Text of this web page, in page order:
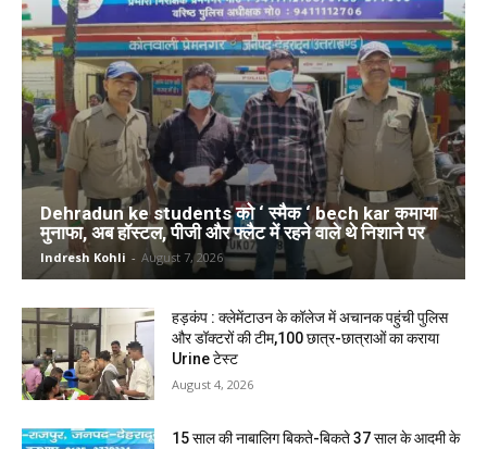
Dehradun ke students को ‘ स्मैक ‘ bech kar कमाया
मुनाफा, अब हॉस्टल, पीजी और फ्लैट में रहने वाले थे निशाने पर
Indresh Kohli - August 7, 2026
हड़कंप : क्लेमेंटाउन के कॉलेज में अचानक पहुंची पुलिस
और डॉक्टरों की टीम,100 छात्र-छात्राओं का कराया
Urine टेस्ट
August 4, 2026
15 साल की नाबालिग बिकते-बिकते 37 साल के आदमी के